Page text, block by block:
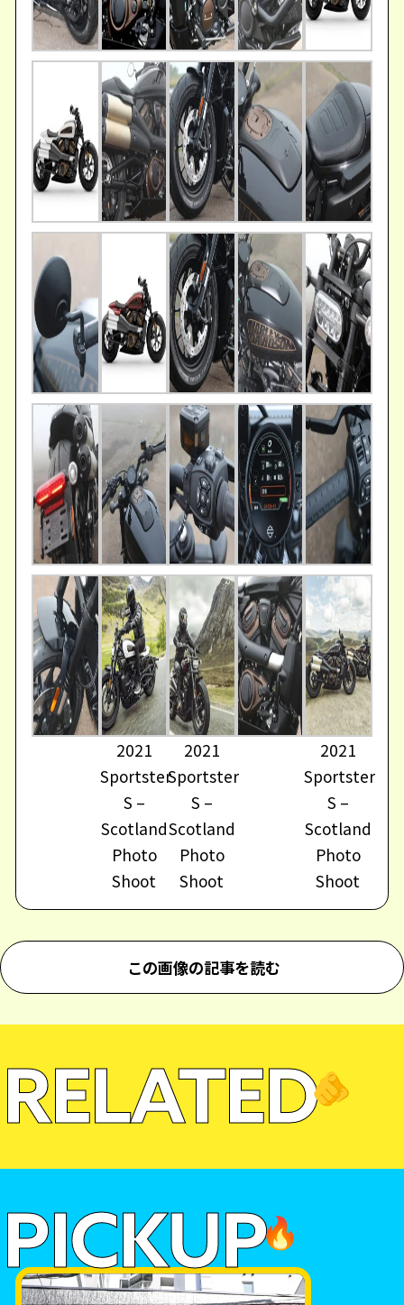
2021
Sportster
S –
Scotland
Photo
Shoot
2021
Sportster
S –
Scotland
Photo
Shoot
2021
Sportster
S –
Scotland
Photo
Shoot
この画像の記事を読む
RELATED🫵
PICKUP🔥